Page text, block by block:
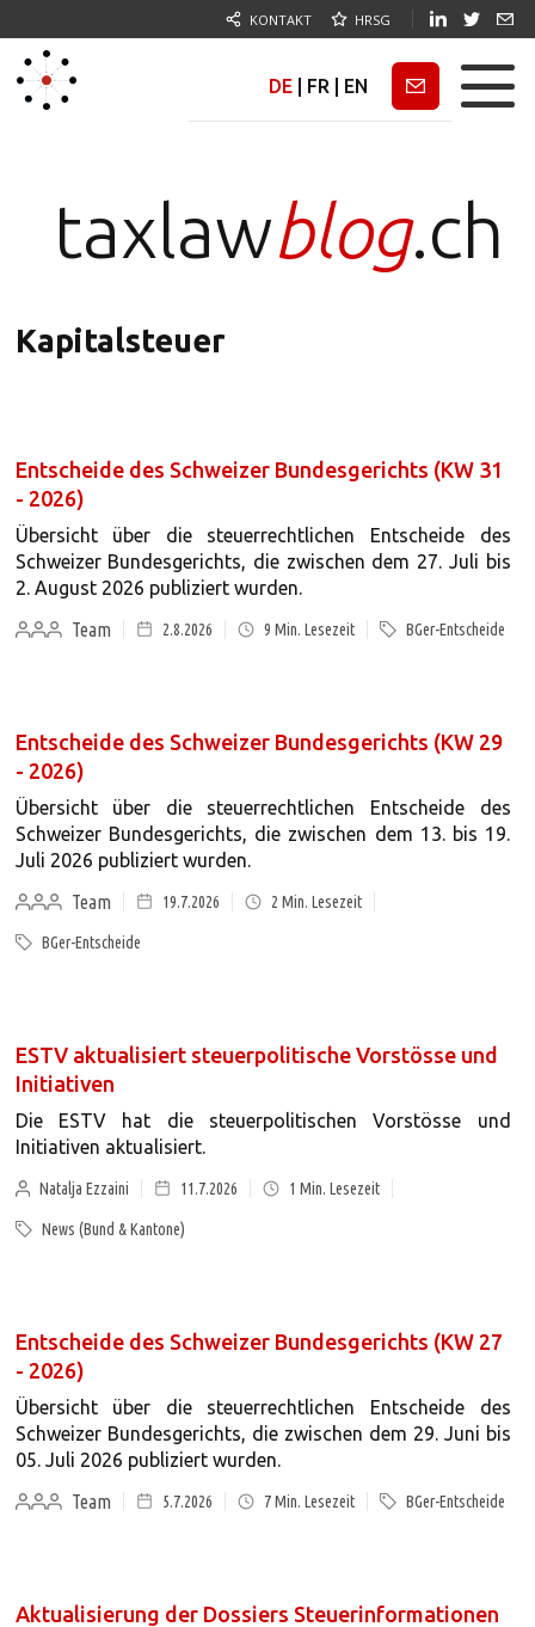
KONTAKT HRSG
DE FR EN Newsletter
taxlawblog.ch
Kapitalsteuer
Entscheide des Schweizer Bundesgerichts (KW 31
- 2026)
Übersicht über die steuerrechtlichen Entscheide des
Schweizer Bundesgerichts, die zwischen dem 27. Juli bis
2. August 2026 publiziert wurden.
Team
2.8.2026 9 Min. Lesezeit BGer-Entscheide
Entscheide des Schweizer Bundesgerichts (KW 29
- 2026)
Übersicht über die steuerrechtlichen Entscheide des
Schweizer Bundesgerichts, die zwischen dem 13. bis 19.
Juli 2026 publiziert wurden.
Team
19.7.2026 2 Min. Lesezeit
BGer-Entscheide
ESTV aktualisiert steuerpolitische Vorstösse und
Initiativen
Die ESTV hat die steuerpolitischen Vorstösse und
Initiativen aktualisiert.
Natalja Ezzaini 11.7.2026 1 Min. Lesezeit
News (Bund & Kantone)
Entscheide des Schweizer Bundesgerichts (KW 27
- 2026)
Übersicht über die steuerrechtlichen Entscheide des
Schweizer Bundesgerichts, die zwischen dem 29. Juni bis
05. Juli 2026 publiziert wurden.
Team
5.7.2026 7Min. Lesezeit BGer-Entscheide
Aktualisierung der Dossiers Steuerinformationen